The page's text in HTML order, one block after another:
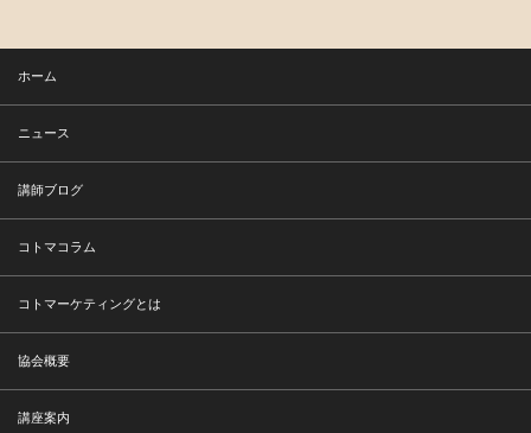
ホーム
ニュース
講師ブログ
コトマコラム
コトマーケティングとは
協会概要
講座案内